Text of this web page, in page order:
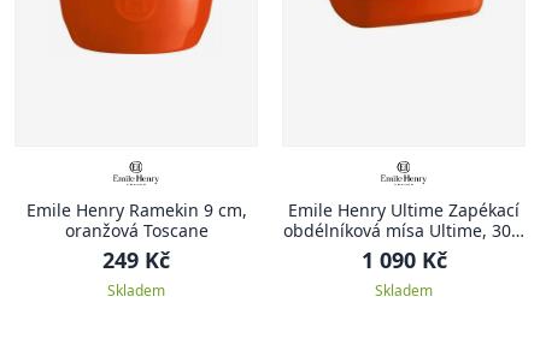
Emile Henry Ramekin 9 cm,
oranžová Toscane
249 Kč
Skladem
Emile Henry Ultime Zapékací
obdélníková mísa Ultime, 30 x
19 cm, oranžová Toscane
1 090 Kč
Skladem